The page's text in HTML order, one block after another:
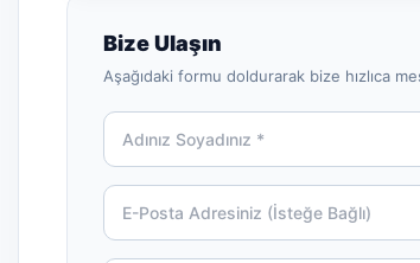
Modifiye Ürünleri
Bize Ulaşın
Aşağıdaki formu doldurarak bize hızlıca